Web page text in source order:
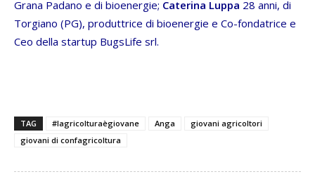
Grana Padano e di bioenergie; Caterina Luppa 28 anni, di
Torgiano (PG), produttrice di bioenergie e Co-fondatrice e
Ceo della startup BugsLife srl.
TAG #lagricolturaègiovane Anga
giovani agricoltori
giovani di confagricoltura